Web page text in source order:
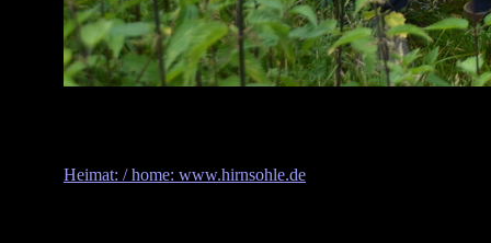
Heimat: / home: www.hirnsohle.de